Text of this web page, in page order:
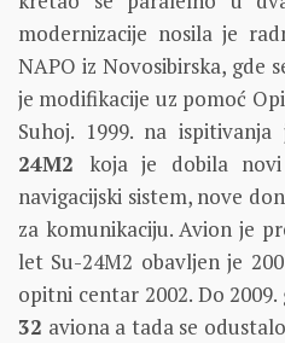
modernizacije nosila je
NAPO iz Novosibirska, gde
je modifikacije uz pomoć
Suhoj. 1999. na
24M2 koja je dobila
navigacijski sistem, nove
za komunikaciju. Avion je
let Su-24M2 obavljen je
opitni centar 2002. Do
32 aviona a tada se